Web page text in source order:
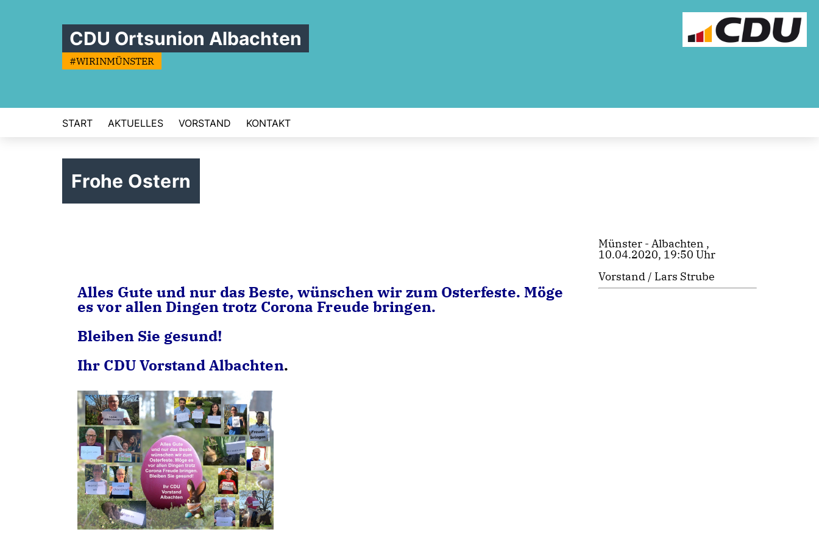
CDU Ortsunion Albachten
#WIRINMÜNSTER
START AKTUELLES VORSTAND KONTAKT
Frohe Ostern
Alles Gute und nur das Beste, wünschen wir zum Osterfeste. Möge
es vor allen Dingen trotz Corona Freude bringen.
Bleiben Sie gesund!
Ihr CDU Vorstand Albachten.
Münster - Albachten ,
10.04.2020, 19:50 Uhr
Vorstand / Lars Strube